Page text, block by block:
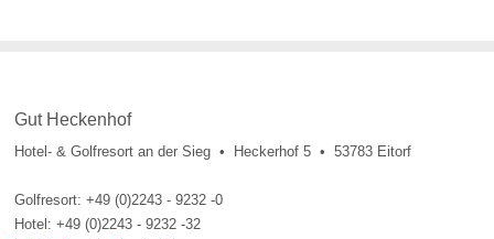
Gut Heckenhof
Hotel- & Golfresort an der Sieg • Heckerhof 5 • 53783 Eitorf
Golfresort: +49 (0)2243 - 9232 -0
Hotel: +49 (0)2243 - 9232 -32